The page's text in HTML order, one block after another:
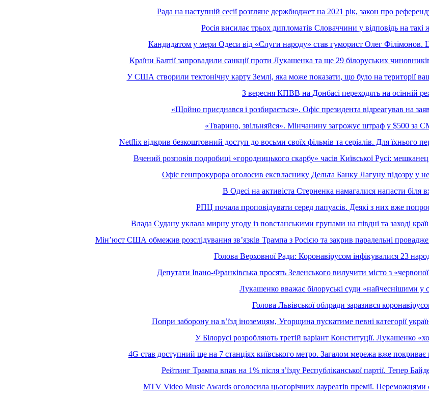
Рада на наступній сесії розгляне держбюджет на 2021 рік, закон про
Росія висилає трьох дипломатів Словаччини у відповідь на такі
Кандидатом у мери Одеси від «Слуги народу» став гуморист Олег Філімонов.
Країни Балтії запровадили санкції проти Лукашенка та ще 29 білоруських
У США створили тектонічну карту Землі, яка може показати, що було на території
З вересня КПВВ на Донбасі переходять на осінній
«Щойно приєднався і розбирається». Офіс президента відреагував на
«Тварино, звільняйся». Мінчанину загрожує штраф у $500 за
Netflix відкрив безкоштовний доступ до восьми своїх фільмів та серіалів. Для їхнього
Вчений розповів подробиці «городницького скарбу» часів Київської Русі:
Офіс генпрокурора оголосив ексвласнику Дельта Банку Лагуну підозру у
В Одесі на активіста Стерненка намагалися напасти біля
РПЦ почала проповідувати серед папуасів. Деякі з них вже
Влада Судану уклала мирну угоду із повстанськими групами на півдні та заході
Мін’юст США обмежив розслідування зв’язків Трампа з Росією та закрив паралельні
Голова Верховної Ради: Коронавірусом інфікувалися 23
Депутати Івано-Франківська просять Зеленського вилучити місто з
Лукашенко вважає білоруські суди «найчеснішими у
Голова Львівської облради заразився
Попри заборону на вʼїзд іноземцям, Угорщина пускатиме певні категорії
У Білорусі розробляють третій варіант Конституції. Лукашенко
4G став доступний ще на 7 станціях київського метро. Загалом мережа вже
Рейтинг Трампа впав на 1% після з’їзду Республіканської партії. Тепер
MTV Video Music Awards оголосила цьогорічних лауреатів премії.